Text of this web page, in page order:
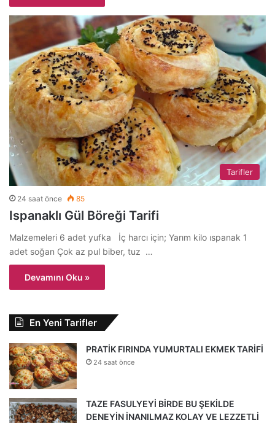
Tarifler
24 saat önce 85
Ispanaklı Gül Böreği Tarifi
Malzemeleri 6 adet yufka İç harcı için; Yarım kilo ıspanak 1
adet soğan Çok az pul biber, tuz …
Devamını Oku »
En Yeni Tarifler
PRATİK FIRINDA YUMURTALI EKMEK TARİFİ
24 saat önce
TAZE FASULYEYİ BİRDE BU ŞEKİLDE
DENEYİN İNANILMAZ KOLAY VE LEZZETLİ